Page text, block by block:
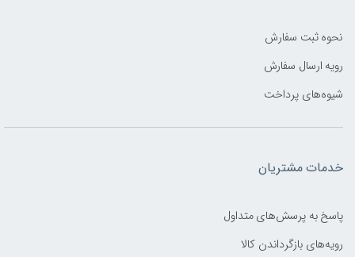
نحوه ثبت سفارش
رویه ارسال سفارش
شیوه‌های پرداخت
خدمات مشتریان
پاسخ به پرسش‌های متداول
رویه‌های بازگرداندن کالا